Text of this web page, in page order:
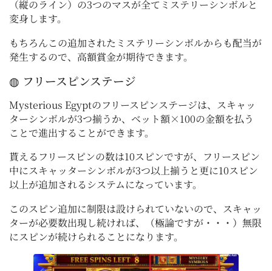
（縦のライン）の3つのマスが全てミステリーシンボルと
変身します。
もちろんこの追加されたミステリーシンボルからも配当が
発生するので、高額賞金が期待できます。
◍ フリースピンステージ
Mysterious Egyptのフリースピンステージは、スキャッ
ターシンボルが3つ揃うか、ベット額×100の金額を払う
ことで進出することができます。
貰えるフリースピンの数は10スピンですが、フリースピン
中にスキャッターシンボルが3つ以上揃うと更に10スピン
以上が追加されるシステムになっています。
このスピン追加に制限は設けられていないので、スキャッ
ターが必要数出現し続ければ、（極論ですが・・・）無限
にスピンが続けられることになります。